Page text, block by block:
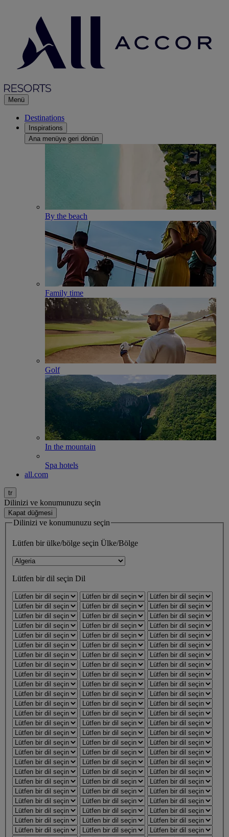
Menü
Destinations
Inspirations
Ana menüye geri dönün
By the beach
Family time
Golf
In the mountain
Spa hotels
all.com
tr
Dilinizi ve konumunuzu seçin
Kapat düğmesi
Dilinizi ve konumunuzu seçin
Lütfen bir ülke/bölge seçin Ülke/Bölge
Lütfen bir dil seçin Dil